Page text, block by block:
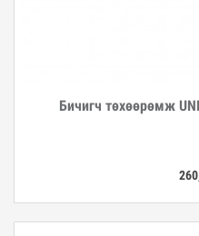
Дэлгэрэнгүй
Бичигч төхөөрөмж